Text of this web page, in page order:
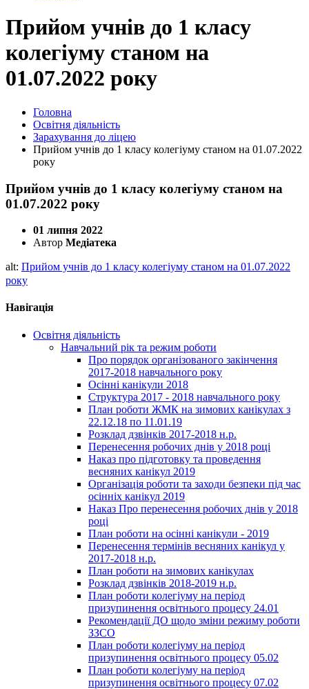
Прийом учнів до 1 класу
колегіуму станом на
01.07.2022 року
Головна
Освітня діяльність
Зарахування до ліцею
Прийом учнів до 1 класу колегіуму станом на 01.07.2022
року
Прийом учнів до 1 класу колегіуму станом на
01.07.2022 року
01 липня 2022
Автор Медіатека
alt: Прийом учнів до 1 класу колегіуму станом на 01.07.2022
року
Навігація
Освітня діяльність
Навчальний рік та режим роботи
Про порядок організованого закінчення
2017-2018 навчального року
Осінні канікули 2018
Структура 2017 - 2018 навчального року
План роботи ЖМК на зимових канікулах з
22.12.18 по 11.01.19
Розклад дзвінків 2017-2018 н.р.
Перенесення робочих днів у 2018 році
Наказ про підготовку та проведення
весняних канікул 2019
Організація роботи та заходи безпеки під час
осінніх канікул 2019
Наказ Про перенесення робочих днів у 2018
році
План роботи на осінні канікули - 2019
Перенесення термінів весняних канікул у
2017-2018 н.р.
План роботи на зимових канікулах
Розклад дзвінків 2018-2019 н.р.
План роботи колегіуму на період
призупинення освітнього процесу 24.01
Рекомендації ДО щодо зміни режиму роботи
ЗЗСО
План роботи колегіуму на період
призупинення освітнього процесу 05.02
План роботи колегіуму на період
призупинення освітнього процесу 07.02